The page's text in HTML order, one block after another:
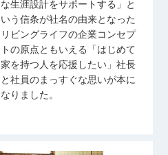
な生涯設計をサポートする」と
いう信条が社名の由来となった
リビングライフの企業コンセプ
トの原点ともいえる「はじめて
家を持つ人を応援したい」社長
と社員のまっすぐな思いが本に
なりました。